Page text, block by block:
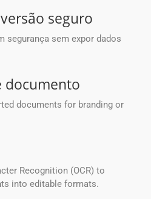
seguro
segurança sem expor dados
documento
documents for branding or
Recognition (OCR) to
into editable formats.